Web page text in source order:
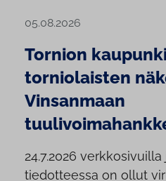
05.08.2026
Tornion
torniolaisten
Vinsanmaan
24.7.2026
tiedotteessa on ollut